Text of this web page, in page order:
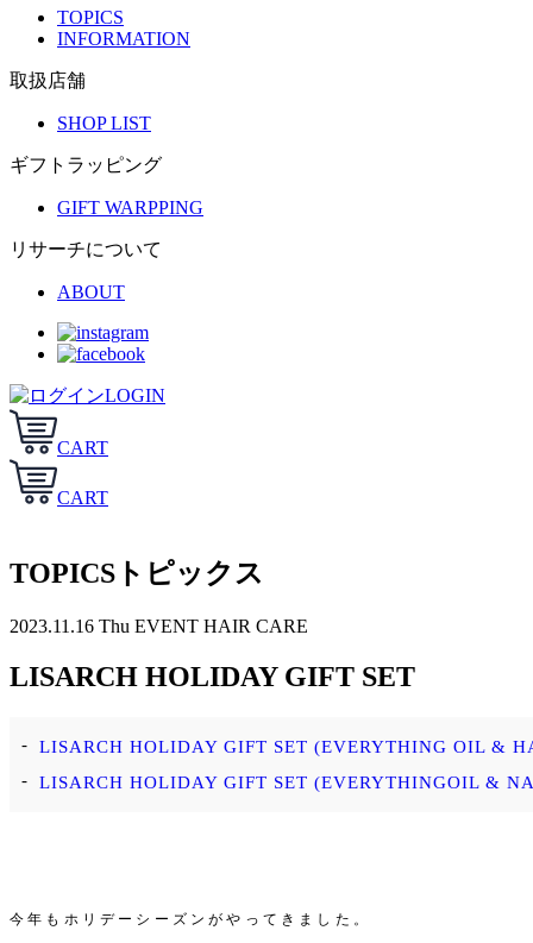
TOPICS
INFORMATION
取扱店舗
SHOP LIST
ギフトラッピング
GIFT WARPPING
リサーチについて
ABOUT
LOGIN
CART
CART
TOPICS トピックス
2023.11.16 Thu EVENT HAIR CARE
LISARCH HOLIDAY GIFT SET
LISARCH HOLIDAY GIFT SET (EVERYTHING OIL &
LISARCH HOLIDAY GIFT SET (EVERYTHINGOIL &
今年もホリデーシーズンがやってきました。